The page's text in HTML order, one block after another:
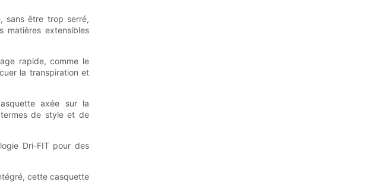
sans être trop serré,
matières extensibles
rapide, comme le
la transpiration et
axée sur la
de style et de
Dri-FIT pour des
cette casquette